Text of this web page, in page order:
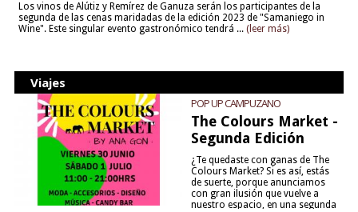
Los vinos de Alútiz y Remírez de Ganuza serán los participantes de la
segunda de las cenas maridadas de la edición 2023 de "Samaniego in
Wine". Este singular evento gastronómico tendrá ... (leer más)
Viajes
POP UP CAMPUZANO
The Colours Market -
Segunda Edición
¿Te quedaste con ganas de The
Colours Market? Si es así, estás
de suerte, porque anunciamos
con gran ilusión que vuelve a
nuestro espacio, en una segunda